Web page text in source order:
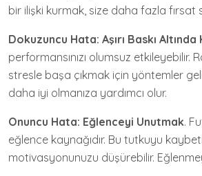
bir ilişki kurmak, size daha fazla fırsat
Dokuzuncu Hata: Aşırı Baskı Altında
performansınızı olumsuz etkileyebilir.
stresle başa çıkmak için yöntemler
daha iyi olmanıza yardımcı olur.
Onuncu Hata: Eğlenceyi Unutmak.
eğlence kaynağıdır. Bu tutkuyu
motivasyonunuzu düşürebilir.